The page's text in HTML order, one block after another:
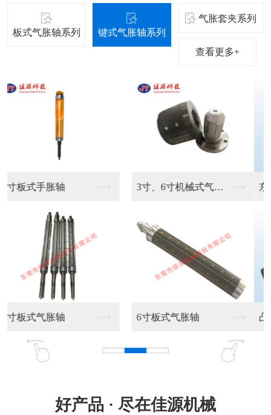
板式气胀轴系列 键式气胀轴系列
气胀套夹系列
查看更多+
键条气胀轴供应
凸键气胀轴 凸键气胀轴加工销售
好产品 · 尽在佳源机械